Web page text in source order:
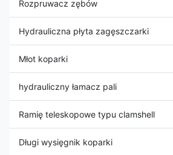
Rozpruwacz zębów
Hydrauliczna płyta zagęszczarki
Młot koparki
hydrauliczny łamacz pali
Ramię teleskopowe typu clamshell
Długi wysięgnik koparki